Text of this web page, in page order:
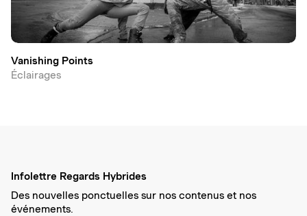
Vanishing Points
Éclairages
Infolettre Regards Hybrides
Des nouvelles ponctuelles sur nos contenus et nos
événements.